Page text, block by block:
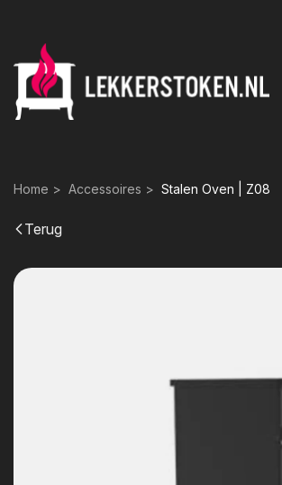
Home Accessoires Stalen Oven | Z08
Terug